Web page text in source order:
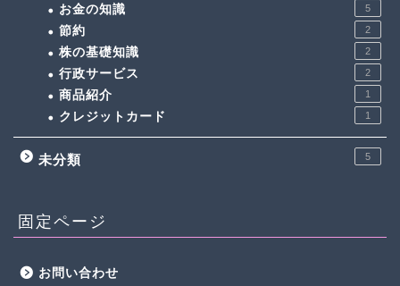
お金の知識 5
節約 2
株の基礎知識 2
行政サービス 2
商品紹介 1
クレジットカード 1
未分類 5
固定ページ
お問い合わせ